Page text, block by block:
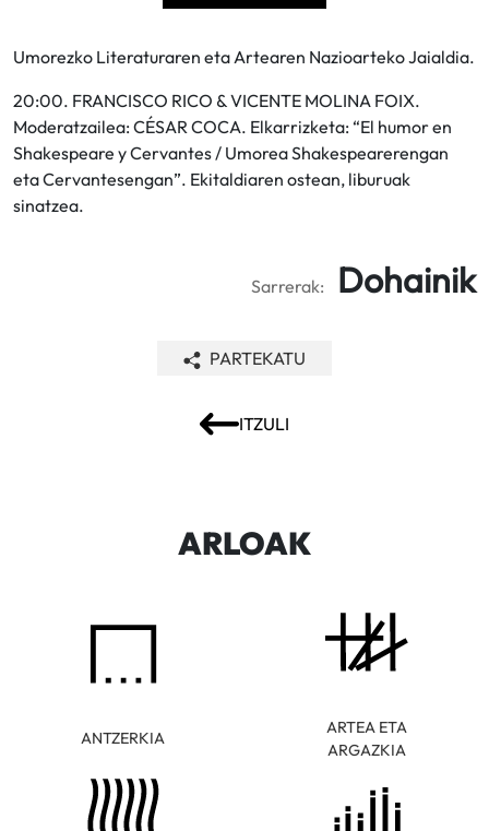
Umorezko Literaturaren eta Artearen Nazioarteko Jaialdia.
20:00. FRANCISCO RICO & VICENTE MOLINA FOIX.
Moderatzailea: CÉSAR COCA. Elkarrizketa: “El humor en
Shakespeare y Cervantes / Umorea Shakespearerengan
eta Cervantesengan”. Ekitaldiaren ostean, liburuak
sinatzea.
Sarrerak: Dohainik
ITZULI
PARTEKATU
ARLOAK
ANTZERKIA
ARTEA ETA
ARGAZKIA